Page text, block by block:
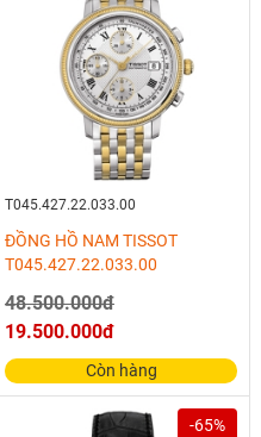
T045.427.22.033.00
ĐỒNG HỒ NAM TISSOT
T045.427.22.033.00
48.500.000đ
19.500.000đ
Còn hàng
-65%